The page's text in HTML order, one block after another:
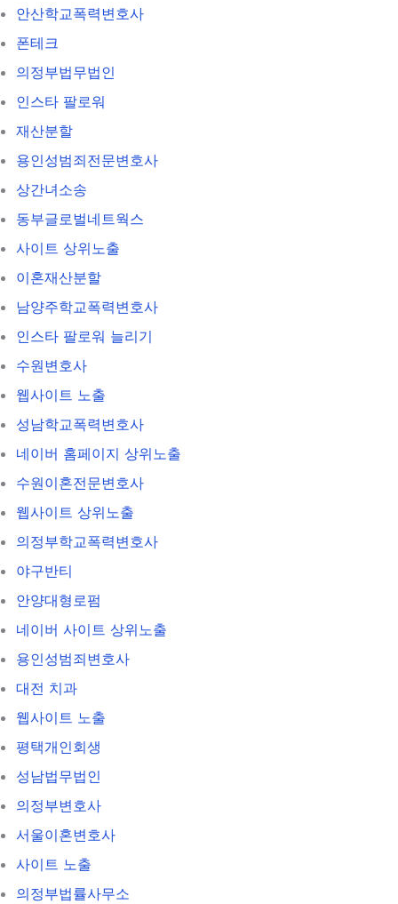
안산학교폭력변호사
폰테크
의정부법무법인
인스타 팔로워
재산분할
용인성범죄전문변호사
상간녀소송
동부글로벌네트웍스
사이트 상위노출
이혼재산분할
남양주학교폭력변호사
인스타 팔로워 늘리기
수원변호사
웹사이트 노출
성남학교폭력변호사
네이버 홈페이지 상위노출
수원이혼전문변호사
웹사이트 상위노출
의정부학교폭력변호사
야구반티
안양대형로펌
네이버 사이트 상위노출
용인성범죄변호사
대전 치과
웹사이트 노출
평택개인회생
성남법무법인
의정부변호사
서울이혼변호사
사이트 노출
의정부법률사무소